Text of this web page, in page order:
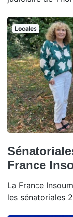
Locales
France
La France
les sénatoriales